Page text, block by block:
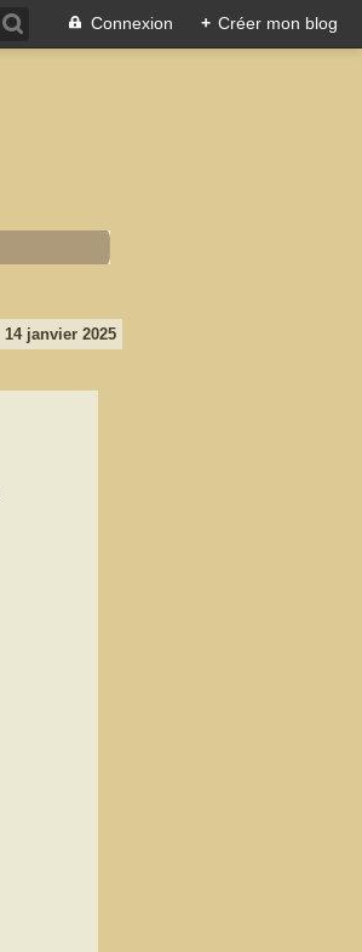
Connexion + Créer mon blog
14 janvier 2025